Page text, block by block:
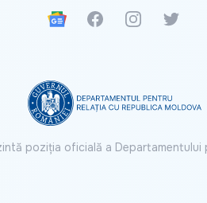
Google News
FacebookInstagramTwitter
poziția oficială a Departamentului